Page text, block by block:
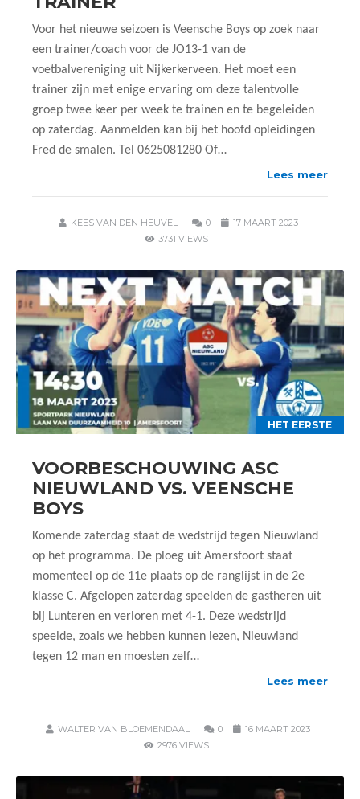
Voor het nieuwe seizoen is Veensche Boys op zoek naar
een trainer/coach voor de JO13-1 van de
voetbalvereniging uit Nijkerkerveen. Het moet een
trainer zijn met enige ervaring om deze talentvolle
groep twee keer per week te trainen en te begeleiden
op zaterdag. Aanmelden kan bij het hoofd opleidingen
Fred de smalen. Tel 0625081280 Of…
Lees meer
KEES VAN DEN HEUVEL 0
17 MAART 2023
3731 VIEWS
HET EERSTE
VOORBESCHOUWING ASC
NIEUWLAND VS. VEENSCHE
BOYS
Komende zaterdag staat de wedstrijd tegen Nieuwland
op het programma. De ploeg uit Amersfoort staat
momenteel op de 11e plaats op de ranglijst in de 2e
klasse C. Afgelopen zaterdag speelden de gastheren uit
bij Lunteren en verloren met 4-1. Deze wedstrijd
speelde, zoals we hebben kunnen lezen, Nieuwland
tegen 12 man en moesten zelf…
Lees meer
WALTER VAN BLOEMENDAAL 0
16 MAART 2023
2976 VIEWS